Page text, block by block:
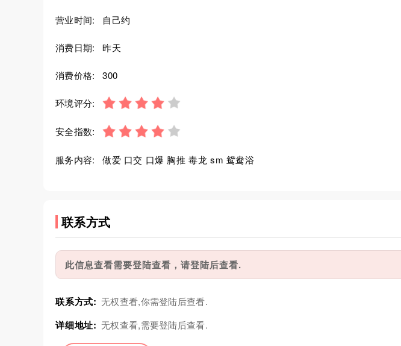
营业时间: 自己约
消费日期: 昨天
消费价格: 300
环境评分:
安全指数:
服务内容: 做爱 口交 口爆 胸推 毒龙 sm 鸳鸯浴
联系方式
此信息查看需要登陆查看，请登陆后查看.
联系方式: 无权查看,你需登陆后查看.
详细地址: 无权查看,需要登陆后查看.